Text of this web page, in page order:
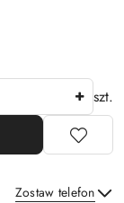
szt.
Zostaw telefon